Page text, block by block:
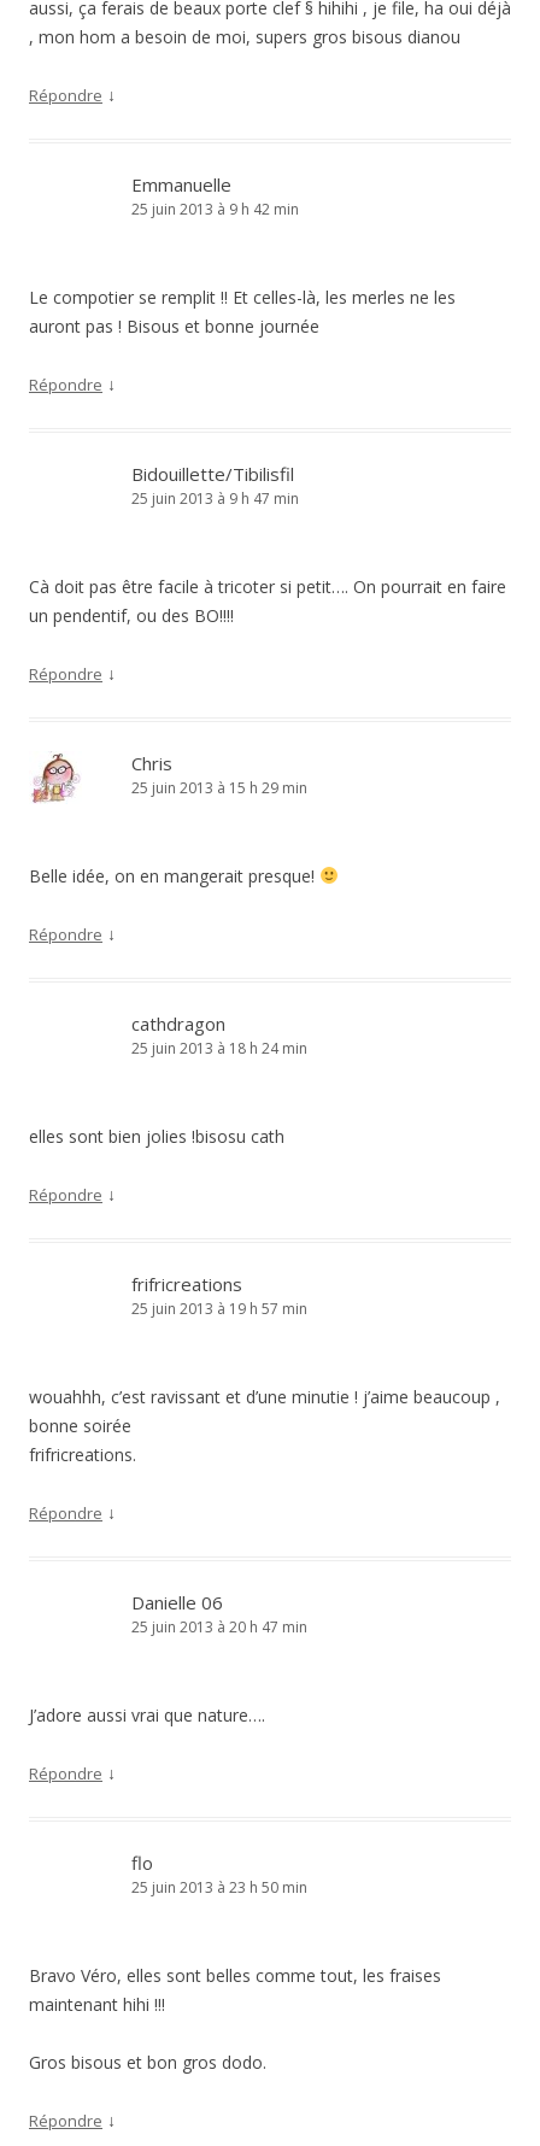
aussi, ça ferais de beaux porte clef § hihihi , je file, ha oui déjà
, mon hom a besoin de moi, supers gros bisous dianou
Répondre ↓
Emmanuelle
25 juin 2013 à 9 h 42 min
Le compotier se remplit !! Et celles-là, les merles ne les
auront pas ! Bisous et bonne journée
Répondre ↓
Bidouillette/Tibilisfil
25 juin 2013 à 9 h 47 min
Cà doit pas être facile à tricoter si petit…. On pourrait en faire
un pendentif, ou des BO!!!!
Répondre ↓
Chris
25 juin 2013 à 15 h 29 min
Belle idée, on en mangerait presque!
Répondre ↓
cathdragon
25 juin 2013 à 18 h 24 min
elles sont bien jolies !bisosu cath
Répondre ↓
frifricreations
25 juin 2013 à 19 h 57 min
wouahhh, c’est ravissant et d’une minutie ! j’aime beaucoup ,
bonne soirée
frifricreations.
Répondre ↓
Danielle 06
25 juin 2013 à 20 h 47 min
J’adore aussi vrai que nature….
Répondre ↓
flo
25 juin 2013 à 23 h 50 min
Bravo Véro, elles sont belles comme tout, les fraises
maintenant hihi !!!
Gros bisous et bon gros dodo.
Répondre ↓